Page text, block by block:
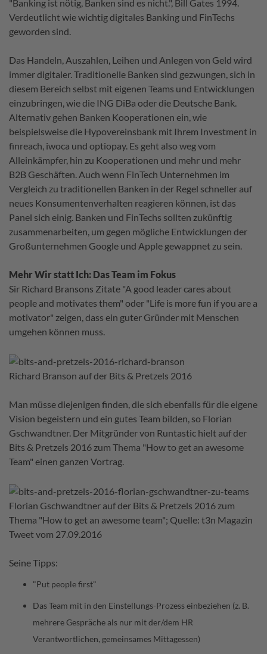
"Banking ist nötig, Banken sind es nicht.", Bill Gates 1994.
Verdeutlicht wie wichtig digitales Banking und FinTechs
geworden sind.
Das Handeln, Auszahlen, Leihen und Anlegen von Geld wird
immer digitaler. Traditionelle Banken sind gezwungen, sich in
diesem Bereich selbst mit eigenen Teams und Entwicklungen
einzubringen, wie die ING DiBa oder die Deutsche Bank.
Alternativ gehen Banken Kooperationen ein, wie
beispielsweise die Hypovereinsbank mit Ihrem Investment in
finreach, iwoca und optiopay. Es geht also weg vom
Alleinkämpfer, hin zu Kooperationen und mehr und mehr
B2B Geschäften. Auch wenn FinTech Unternehmen im
Vergleich zu traditionellen Banken in der Regel schneller auf
neues Konsumentenverhalten reagieren können, ist das
Panel sich einig. Banken und FinTechs sollten zukünftig
zusammenarbeiten, um gegen mögliche Entwicklungen der
Großunternehmen Google und Apple gewappnet zu sein.
Mehr Wir statt Ich: Das Team im Fokus
Sir Richard Bransons Zitate "A good leader cares about
people and motivates them" oder "Life is more fun if you are a
motivator" zeigen, dass ein guter Gründer mit Menschen
umgehen können muss.
Richard Branson auf der Bits & Pretzels 2016
Man müsse diejenigen finden, die sich ebenfalls für die eigene
Vision begeistern und ein gutes Team bilden, so Florian
Gschwandtner. Der Mitgründer von Runtastic hielt auf der
Bits & Pretzels 2016 zum Thema "How to get an awesome
Team" einen ganzen Vortrag.
Florian Gschwandtner auf der Bits & Pretzels 2016 zum
Thema "How to get an awesome team"; Quelle: t3n Magazin
Tweet vom 27.09.2016
Seine Tipps:
"Put people first"
Das Team mit in den Einstellungs-Prozess einbeziehen (z. B.
mehrere Gespräche als nur mit der/dem HR
Verantwortlichen, gemeinsames Mittagessen)